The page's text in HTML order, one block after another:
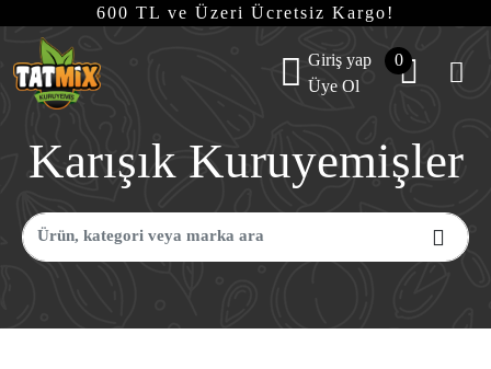
600 TL ve Üzeri Ücretsiz Kargo!
Giriş yap
Üye Ol
0
Karışık Kuruyemişler